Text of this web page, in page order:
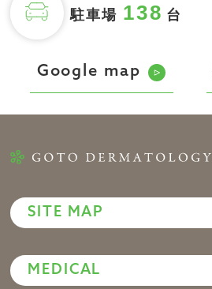
駐車場 138 台
Google map
SITE MAP
MEDICAL